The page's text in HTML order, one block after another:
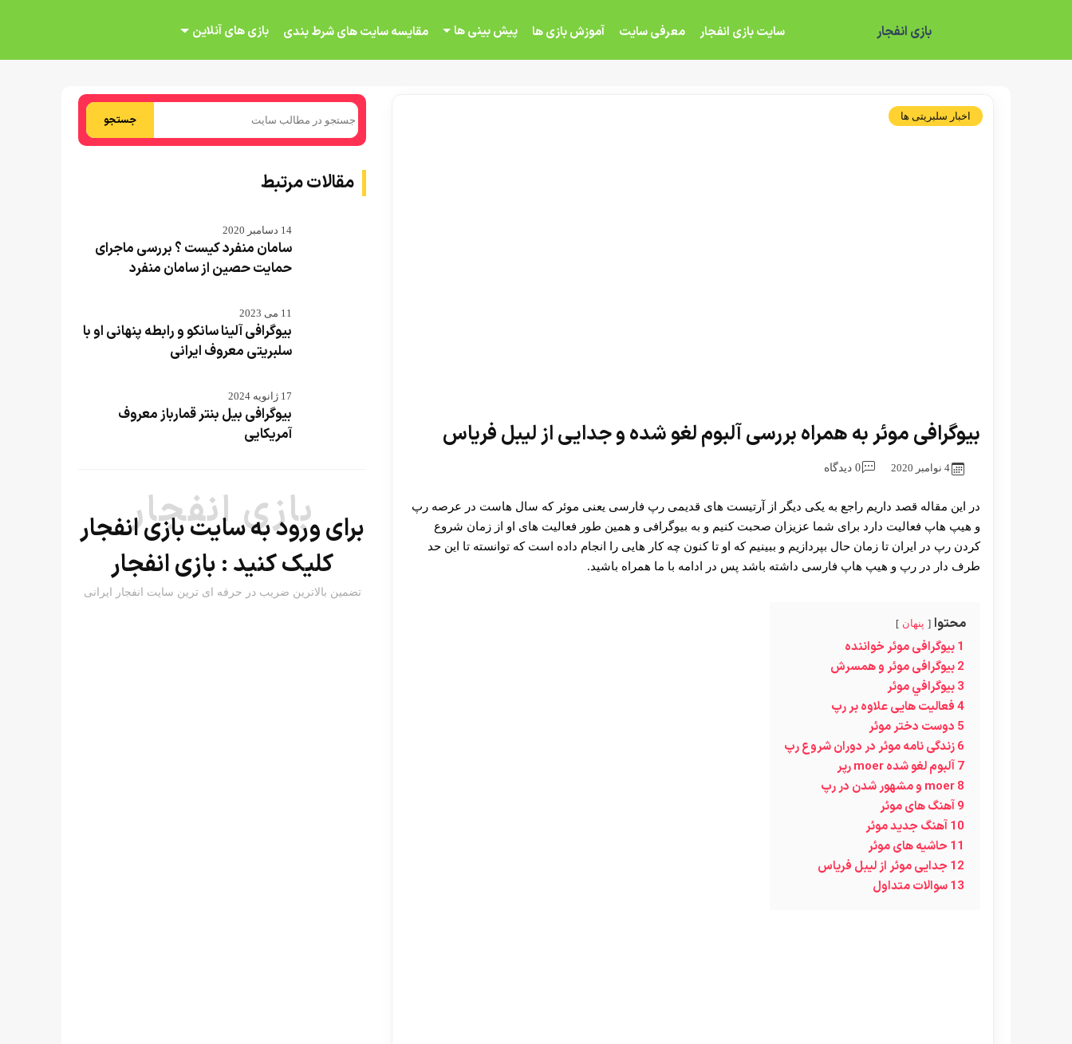
بازی انفجار سایت بازی انفجار معرفی سایت آموزش بازی ها پیش بینی ها مقایسه سایت های شرط بندی بازی های آنلاین
اخبار سلبریتی ها
بیوگرافی موئر به همراه بررسی آلبوم لغو شده و جدایی از لیبل فریاس
4 نوامبر 2020 0 دیدگاه
در این مقاله قصد داریم راجع به یکی دیگر از آرتیست های قدیمی رپ فارسی یعنی موئر که سال هاست در عرصه رپ
و هیپ هاپ فعالیت دارد برای شما عزیزان صحبت کنیم و به بیوگرافی و همین‌ طور فعالیت های او از زمان شروع
کردن رپ در ایران تا زمان حال بپردازیم و ببینیم که او تا کنون چه کار هایی را انجام داده است که توانسته تا این حد
طرف دار در رپ و هیپ هاپ فارسی داشته باشد پس در ادامه با ما همراه باشید.
محتوا پنهان
1بیوگرافی موئر خواننده
2بیوگرافی موئر و همسرش
3بيوگرافي موئر
4فعالیت هایی علاوه بر رپ
5 دوست دختر موئر
6زندگی نامه موئر در دوران شروع رپ
7آلبوم لغو شده moer رپر
8moer و مشهور شدن در رپ
9آهنگ های موئر
10آهنگ جدید موئر
11 حاشیه های موئر
12 جدایی موئر از لیبل فریاس
13سوالات متداول
جستجو
مقالات مرتبط
14 دسامبر 2020
سامان منفرد کیست ؟ بررسی ماجرای
حمایت حصین از سامان منفرد
11 می 2023
بیوگرافی آلینا سانکو و رابطه پنهانی او با
سلبریتی معروف ایرانی
17 ژانویه 2024
بیوگرافی بیل بنتر قمارباز معروف
آمریکایی
بازی انفجار
برای ورود به سایت بازی انفجار
کلیک کنید : بازی انفجار
تضمین بالاترین ضریب در حرفه ای ترین سایت انفجار ایرانی